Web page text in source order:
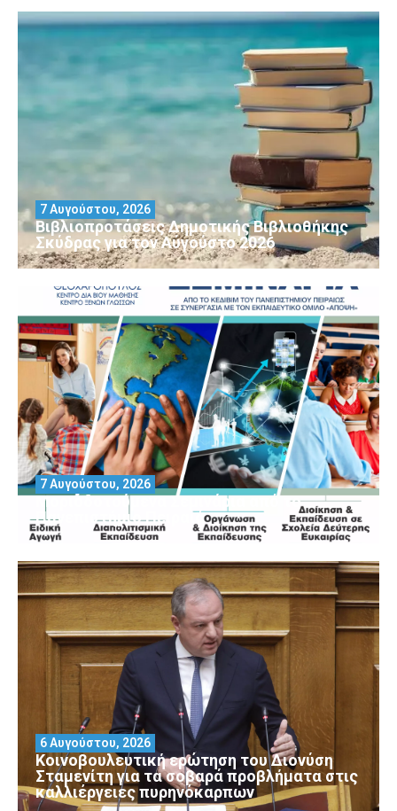
Βιβλιοπροτάσεις Δημοτικής Βιβλιοθήκης
Σκύδρας για τον Αύγούστο 2026
7 Αυγούστου, 2026
Μοριοδοτούμενα Σεμινάρια από το
Πανεπιστήμιο Πειραιά
7 Αυγούστου, 2026
Κοινοβουλευτική ερώτηση του Διονύση
Σταμενίτη για τα σοβαρά προβλήματα στις
καλλιέργειες πυρηνόκαρπων
6 Αυγούστου, 2026